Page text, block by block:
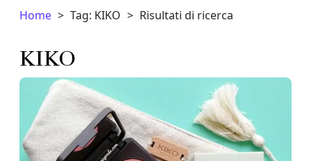
Home Tag: KIKO Risultati di ricerca
KIKO